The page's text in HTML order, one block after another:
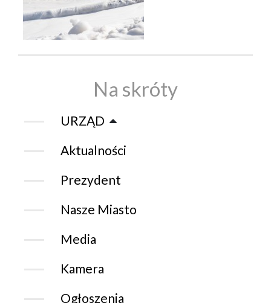
Na skróty
URZĄD
Aktualności
Prezydent
Nasze Miasto
Media
Kamera
Ogłoszenia